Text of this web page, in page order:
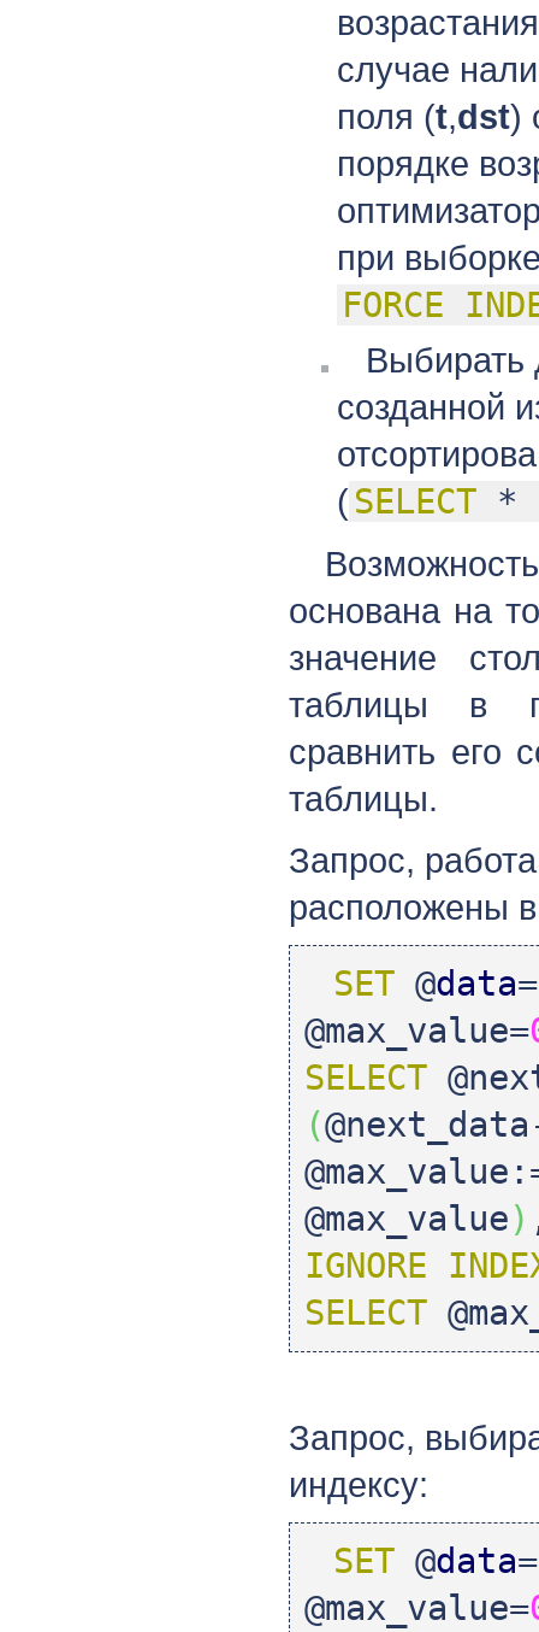
случае
поля (t,dst)
порядке
при
FORCE
Выбирать
созданной
(SELECT *
основана на
значение
таблицы в
сравнить его
таблицы.
Запрос,
расположены
SET @data=
@max_value=
SELECT
(
@max_value)
IGNORE
SELECT
Запрос,
индексу:
SET @data=
@max_value=